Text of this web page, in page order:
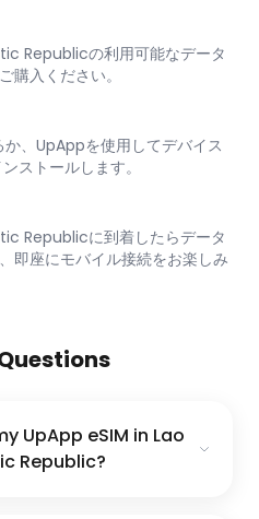
Republicの利用可能なデータ
購入ください。
、UpAppを使用してデバイス
ストールします。
Republicに到着したらデータ
即座にモバイル接続をお楽しみ
UpApp eSIM in Lao
Republic?